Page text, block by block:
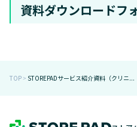
資料ダウンロードフ
TOP＞ STOREPADサービス紹介資料（クリニ...